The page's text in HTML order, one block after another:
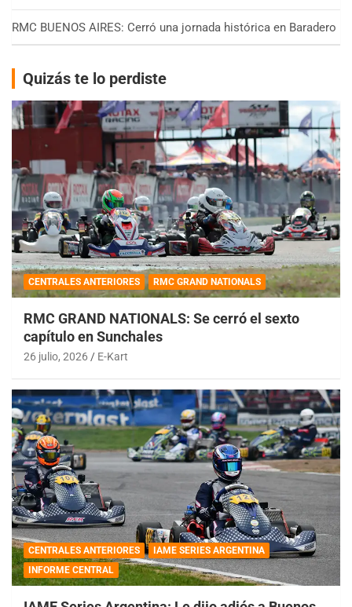
RMC BUENOS AIRES: Cerró una jornada histórica en Baradero
Quizás te lo perdiste
CENTRALES ANTERIORES RMC GRAND NATIONALS
RMC GRAND NATIONALS: Se cerró el sexto
capítulo en Sunchales
26 julio, 2026 E-Kart
CENTRALES ANTERIORES
IAME SERIES ARGENTINA
INFORME CENTRAL